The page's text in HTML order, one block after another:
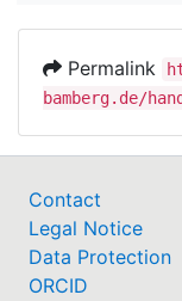
Permalink
bamberg.de/
Contact
Legal Notice
Data Protection
ORCID